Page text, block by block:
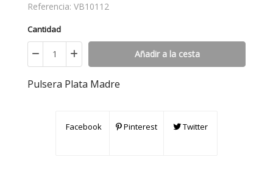
Referencia: VB10112
Cantidad
Añadir a la cesta
Pulsera Plata Madre
Facebook Pinterest Twitter